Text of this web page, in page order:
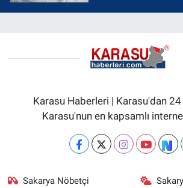
Karasu Haberleri | Karasu'dan
Karasu'nun en kapsamlı
Sakarya Nöbetçi